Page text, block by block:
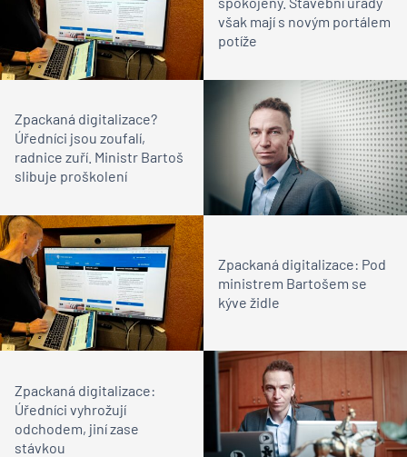
však mají s novým portálem
potíže
Zpackaná digitalizace?
Úředníci jsou zoufalí,
radnice zuří. Ministr Bartoš
slibuje proškolení
Zpackaná digitalizace: Pod
ministrem Bartošem se
kýve židle
Zpackaná digitalizace:
Úředníci vyhrožují
odchodem, jiní zase
stávkou